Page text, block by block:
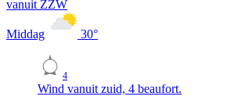
vanuit ZZW
Middag 30°
4
Wind vanuit zuid, 4 beaufort.